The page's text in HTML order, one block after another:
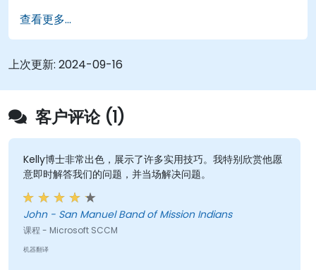
查看更多...
上次更新: 2024-09-16
客户评论 (1)
Kelly博士非常出色，展示了许多实用技巧。我特别欣赏他愿
意即时解答我们的问题，并当场解决问题。
John - San Manuel Band of Mission Indians
课程 - Microsoft SCCM
机器翻译